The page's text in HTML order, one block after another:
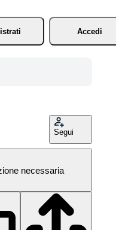
Accedi
Segui
necessaria